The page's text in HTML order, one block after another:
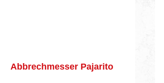
Abbrechmesser Pajarito